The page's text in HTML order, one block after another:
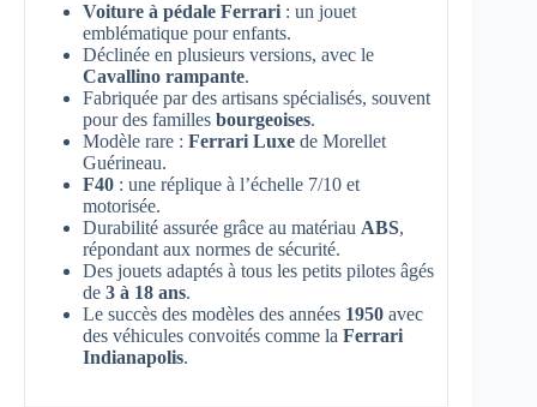
Voiture à pédale Ferrari : un jouet
emblématique pour enfants.
Déclinée en plusieurs versions, avec le
Cavallino rampante.
Fabriquée par des artisans spécialisés, souvent
pour des familles bourgeoises.
Modèle rare : Ferrari Luxe de Morellet
Guérineau.
F40 : une réplique à l’échelle 7/10 et
motorisée.
Durabilité assurée grâce au matériau ABS,
répondant aux normes de sécurité.
Des jouets adaptés à tous les petits pilotes âgés
de 3 à 18 ans.
Le succès des modèles des années 1950 avec
des véhicules convoités comme la Ferrari
Indianapolis.